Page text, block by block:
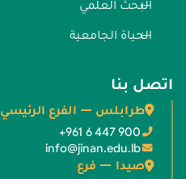
البحث العلمي
الحياة الجامعية
اتصل بنا
طرابلس — الفرع الرئيسي
+961 6 447 900
info@jinan.edu.lb
صيدا — فرع